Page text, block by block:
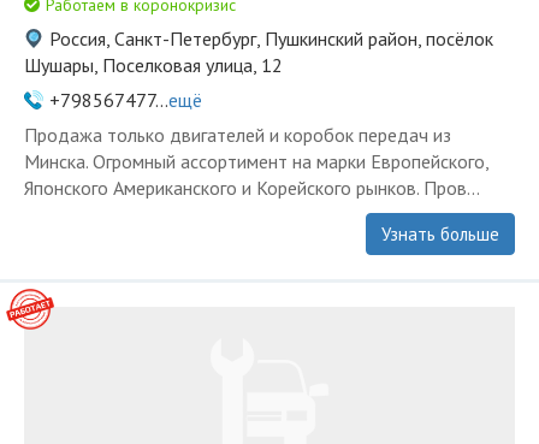
Работаем в коронокризис
Россия, Санкт-Петербург, Пушкинский район, посёлок
Шушары, Поселковая улица, 12
+798567477...ещё
Продажа только двигателей и коробок передач из
Минска. Огромный ассортимент на марки Европейского,
Японского Американского и Корейского рынков. Пров...
Узнать больше